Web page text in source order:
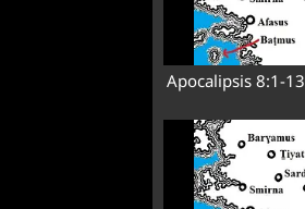
Apocalipsis 8:1-13